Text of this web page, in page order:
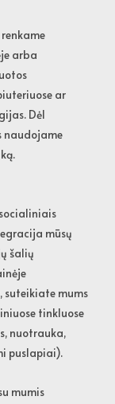
arba
ar
Dėl
naudojame
mūsų
šalių
mums
tinkluose
nuotrauka,
puslapiai).
mumis